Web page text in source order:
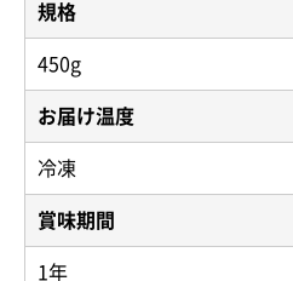
規格
450g
お届け温度
冷凍
賞味期間
1年